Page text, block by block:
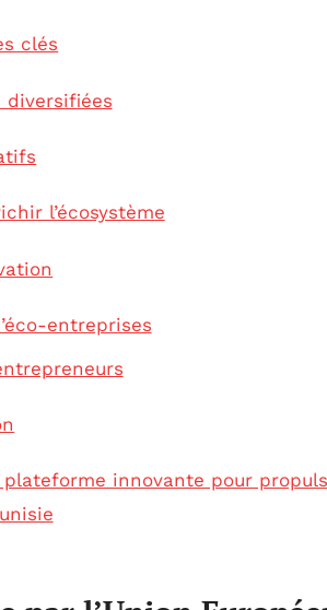
clés
diversifiées
l’écosystème
entreprises
plateforme innovante pour